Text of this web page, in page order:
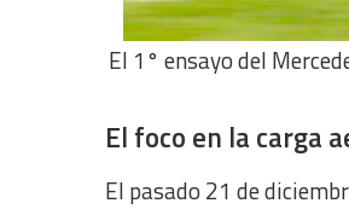
El 1° ensayo del
El foco en la carga
El pasado 21 de